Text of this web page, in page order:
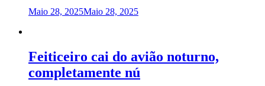
Maio 28, 2025Maio 28, 2025
Feiticeiro cai do avião noturno,
completamente nú